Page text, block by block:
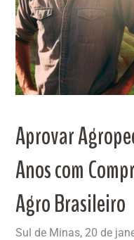
Aprovar
Anos com
Agro Brasileiro
Sul de Minas, 20 de